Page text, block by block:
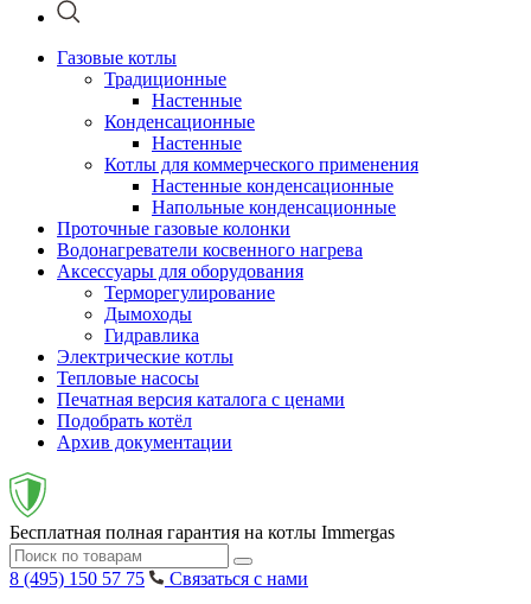
Газовые котлы
Традиционные
Настенные
Конденсационные
Настенные
Котлы для коммерческого применения
Настенные конденсационные
Напольные конденсационные
Проточные газовые колонки
Водонагреватели косвенного нагрева
Аксессуары для оборудования
Терморегулирование
Дымоходы
Гидравлика
Электрические котлы
Тепловые насосы
Печатная версия каталога с ценами
Подобрать котёл
Архив документации
Бесплатная полная гарантия на котлы Immergas
8 (495) 150 57 75
Связаться с нами